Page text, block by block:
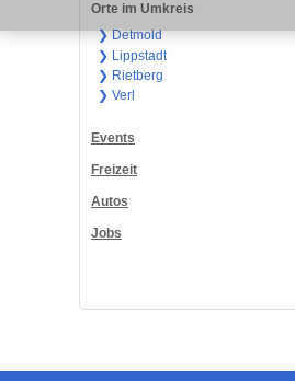
Orte im Umkreis
❯ Detmold
❯ Lippstadt
❯ Rietberg
❯ Verl
Events
Freizeit
Autos
Jobs